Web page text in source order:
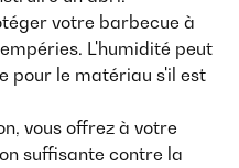
votre barbecue à
L'humidité peut
pour le matériau s'il est
vous offrez à votre
suffisante contre la